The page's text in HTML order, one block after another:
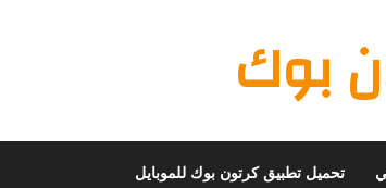
بوك
تحميل تطبيق كرتون بوك للموبايل